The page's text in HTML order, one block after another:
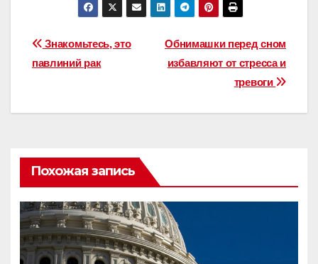
Навигация
по
записям
Обнимашки перед сном
избавляют от стресса и
тревоги
Знакомьтесь, это
павлиний рак
Похожая запись